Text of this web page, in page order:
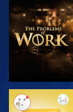
DÉCOUVRIR
LES SÉRIES